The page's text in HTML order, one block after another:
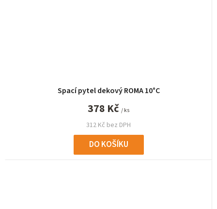
Spací pytel dekový ROMA 10°C
312 Kč bez DPH
378 Kč / ks
DO KOŠÍKU